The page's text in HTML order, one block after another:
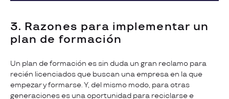
3. Razones para implementar un
plan de formación
Un plan de formación es sin duda un gran reclamo para
recién licenciados que buscan una empresa en la que
empezar y formarse. Y, del mismo modo, para otras
generaciones es una oportunidad para reciclarse e